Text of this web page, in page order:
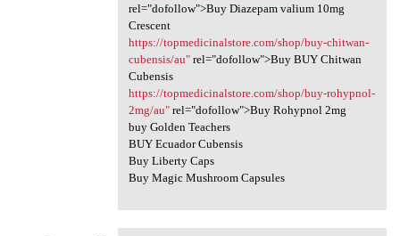
rel="dofollow">Buy Diazepam valium 10mg
Crescent
https://topmedicinalstore.com/shop/buy-chitwan-
cubensis/au"rel="dofollow">Buy BUY Chitwan
Cubensis
https://topmedicinalstore.com/shop/buy-rohypnol-
2mg/au"rel="dofollow">Buy Rohypnol 2mg
buy Golden Teachers
BUY Ecuador Cubensis
Buy Liberty Caps
Buy Magic Mushroom Capsules